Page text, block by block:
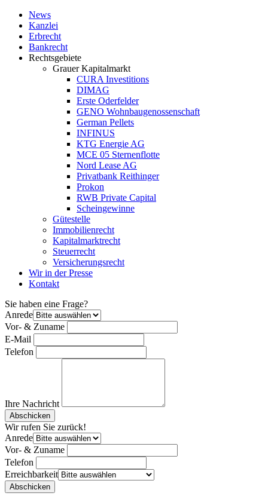
News
Kanzlei
Erbrecht
Bankrecht
Rechtsgebiete
Grauer Kapitalmarkt
CURA Investitions
DIMAG
Erste Oderfelder
GENO Wohnbaugenossenschaft
German Pellets
INFINUS
KTG Energie AG
MCE 05 Sternenflotte
Nord Lease AG
Privatbank Reithinger
Prokon
RWB Private Capital
Scheingewinne
Gütestelle
Immobilienrecht
Kapitalmarktrecht
Steuerrecht
Versicherungsrecht
Wir in der Presse
Kontakt
Sie haben eine Frage?
Anrede
Vor- & Zuname
E-Mail
Telefon
Ihre Nachricht
Bitte nicht ausfüllen.
Abschicken
Wir rufen Sie zurück!
Anrede
Vor- & Zuname
Telefon
Erreichbarkeit
Bitte nicht ausfüllen.
Abschicken